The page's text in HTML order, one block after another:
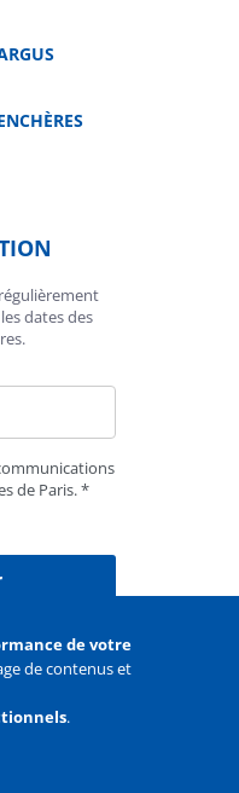
dates des
de Paris.
de votre
de contenus et
.